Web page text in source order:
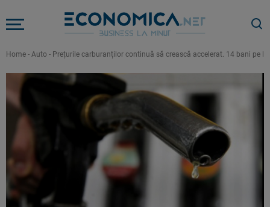
Home - Auto - Prețurile carburanților continuă să crească accelerat. 14 bani pe